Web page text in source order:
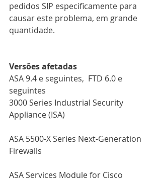
pedidos SIP especificamente para
causar este problema, em grande
quantidade.
Versões afetadas
ASA 9.4 e seguintes,  FTD 6.0 e
seguintes
3000 Series Industrial Security
Appliance (ISA)
ASA 5500-X Series Next-Generation
Firewalls
ASA Services Module for Cisco